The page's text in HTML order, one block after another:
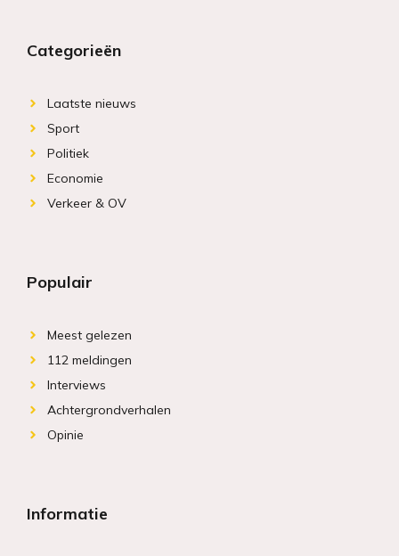
Categorieën
Laatste nieuws
Sport
Politiek
Economie
Verkeer & OV
Populair
Meest gelezen
112 meldingen
Interviews
Achtergrondverhalen
Opinie
Informatie